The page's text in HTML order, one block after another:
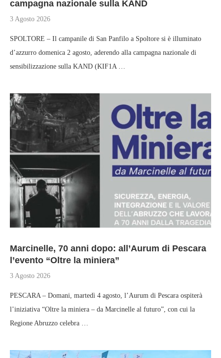
campagna nazionale sulla KAND
3 Agosto 2026
SPOLTORE – Il campanile di San Panfilo a Spoltore si è illuminato
d’azzurro domenica 2 agosto, aderendo alla campagna nazionale di
sensibilizzazione sulla KAND (KIF1A …
Marcinelle, 70 anni dopo: all’Aurum di Pescara
l’evento “Oltre la miniera”
3 Agosto 2026
PESCARA – Domani, martedì 4 agosto, l’Aurum di Pescara ospiterà
l’iniziativa “Oltre la miniera – da Marcinelle al futuro”, con cui la
Regione Abruzzo celebra …